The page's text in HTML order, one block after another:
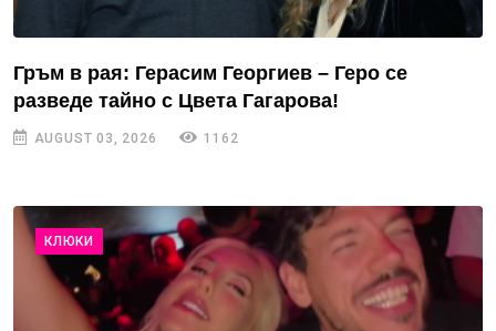
Гръм в рая: Герасим Георгиев – Геро се
разведе тайно с Цвета Гагарова!
AUGUST 03, 2026 1162
КЛЮКИ